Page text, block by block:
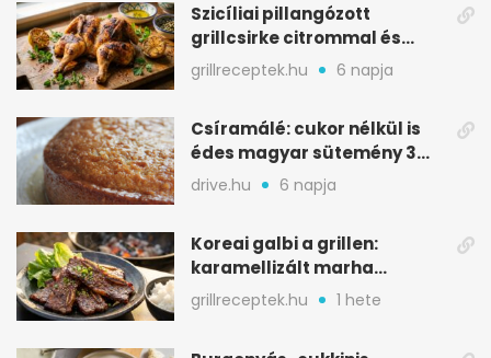
Szicíliai pillangózott
grillcsirke citrommal és
oregánóval
grillreceptek.hu 6 napja
Csíramálé: cukor nélkül is
édes magyar sütemény 3
alapanyagból
drive.hu 6 napja
Koreai galbi a grillen:
karamellizált marha
rövidborda gyorsan
grillreceptek.hu 1 hete